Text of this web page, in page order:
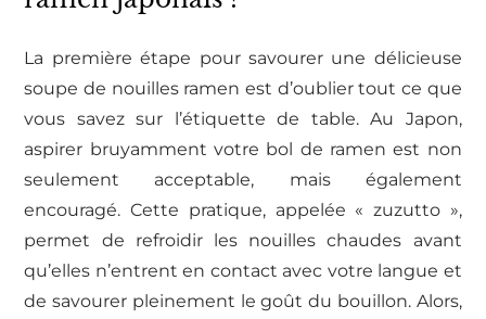
La première étape pour savourer une délicieuse
soupe de nouilles ramen est d’oublier tout ce que
vous savez sur l’étiquette de table. Au Japon,
aspirer bruyamment votre bol de ramen est non
seulement acceptable, mais également
encouragé. Cette pratique, appelée « zuzutto »,
permet de refroidir les nouilles chaudes avant
qu’elles n’entrent en contact avec votre langue et
de savourer pleinement le goût du bouillon. Alors,